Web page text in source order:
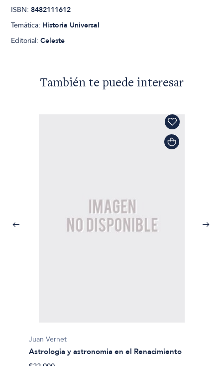
ISBN:8482111612
Temática: Historia Universal
Editorial:Celeste
También te puede interesar
Juan Vernet
Astrologia y astronomia en el Renacimiento